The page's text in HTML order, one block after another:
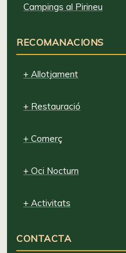
Campings al Pirineu
RECOMANACIONS
+ Allotjament
+ Restauració
+ Comerç
+ Oci Nocturn
+ Activitats
CONTACTA